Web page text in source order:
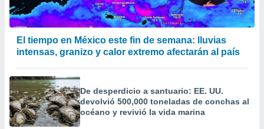
El tiempo en México este fin de semana: lluvias
intensas, granizo y calor extremo afectarán al país
De desperdicio a santuario: EE. UU.
devolvió 500,000 toneladas de conchas al
océano y revivió la vida marina